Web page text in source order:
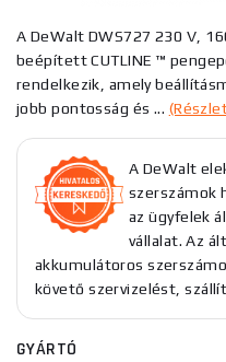
A DeWalt DWS727 230 V,
beépített CUTLINE ™
rendelkezik, amely
jobb pontosság és ...
A DeWalt
szerszámok
az ügyfelek
vállalat. Az
akkumulátoros
követő szervizelést,
GYÁRTÓ